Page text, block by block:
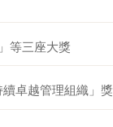
等三座大獎
卓越管理組織」獎